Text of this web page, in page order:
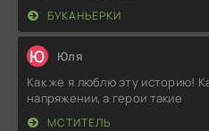
БУКАНЬЕРКИ
Ю Юля
Как же я люблю эту историю!
напряжении, а герои такие
МСТИТЕЛЬ